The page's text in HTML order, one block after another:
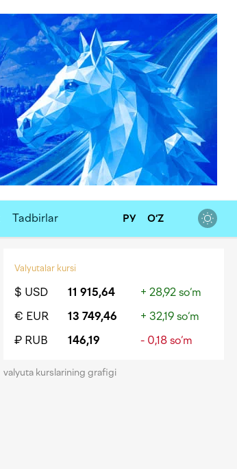
Tadbirlar РУ O‘Z
Valyutalar kursi
$ USD 11 915,64
+ 28,92 so‘m
€ EUR
13 749,46
+ 32,19 so‘m
₽ RUB
146,19 - 0,18 so‘m
valyuta kurslarining grafigi